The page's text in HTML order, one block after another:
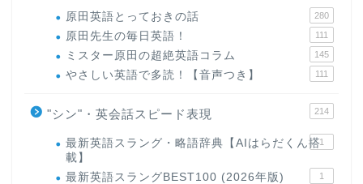
原田英語とっておきの話 280
原田先生の毎日英語！ 111
ミスター原田の超絶英語コラム 145
やさしい英語で多読！【音声つき】 111
"シン"・英会話スピード表現 214
最新英語スラング・略語辞典【AIはらだくん搭
載】
1
最新英語スラングBEST100 (2026年版) 1